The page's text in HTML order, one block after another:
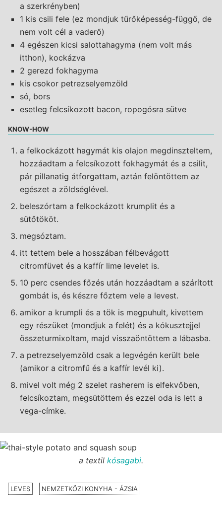
a szerkrényben)
1 kis csili fele (ez mondjuk tűrőképesség-függő, de
nem volt cél a vaderő)
4 egészen kicsi salottahagyma (nem volt más
itthon), kockázva
2 gerezd fokhagyma
kis csokor petrezselyemzöld
só, bors
esetleg felcsíkozott bacon, ropogósra sütve
KNOW-HOW
a felkockázott hagymát kis olajon megdinszteltem,
hozzáadtam a felcsíkozott fokhagymát és a csilit,
pár pillanatig átforgattam, aztán felöntöttem az
egészet a zöldséglével.
beleszórtam a felkockázott krumplit és a
sütőtököt.
megsóztam.
itt tettem bele a hosszában félbevágott
citromfüvet és a kaffír lime levelet is.
10 perc csendes főzés után hozzáadtam a szárított
gombát is, és készre főztem vele a levest.
amikor a krumpli és a tök is megpuhult, kivettem
egy részüket (mondjuk a felét) és a kókusztejjel
összeturmixoltam, majd visszaöntöttem a lábasba.
a petrezselyemzöld csak a legvégén került bele
(amikor a citromfű és a kaffír levél ki).
mivel volt még 2 szelet rasherem is elfekvőben,
felcsíkoztam, megsütöttem és ezzel oda is lett a
vega-címke.
a textil kósagabi.
LEVES NEMZETKÖZI KONYHA - ÁZSIA